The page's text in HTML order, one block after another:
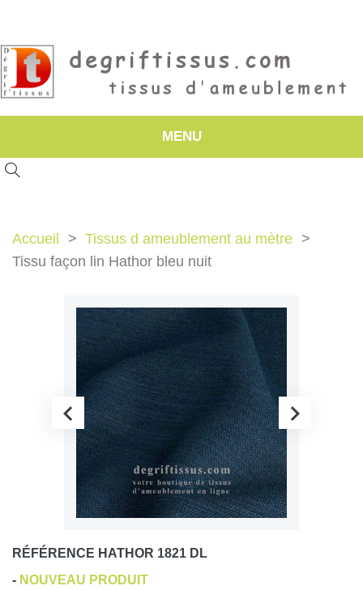
MENU
Accueil
Tissus d ameublement au mètre
Tissu façon lin Hathor bleu nuit
RÉFÉRENCE HATHOR 1821 DL
- NOUVEAU PRODUIT